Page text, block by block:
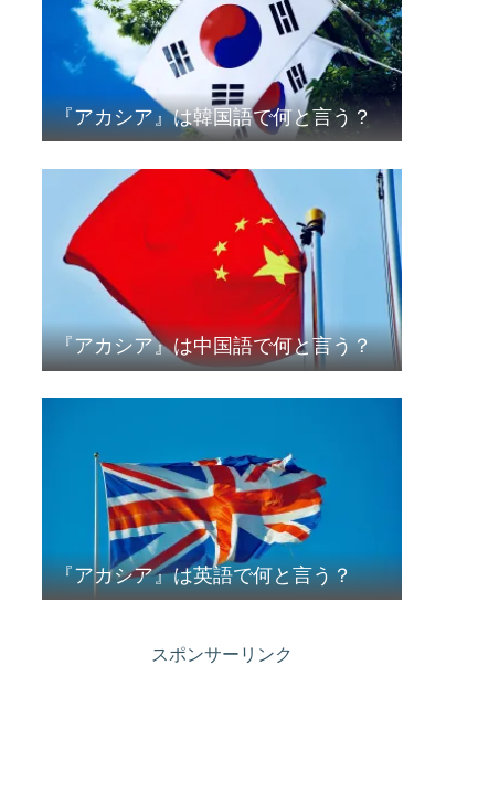
『アカシア』は韓国語で何と言う？
『アカシア』は中国語で何と言う？
『アカシア』は英語で何と言う？
スポンサーリンク